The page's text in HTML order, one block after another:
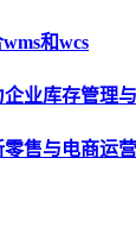
和wcs
业库存管理
售与电商运营